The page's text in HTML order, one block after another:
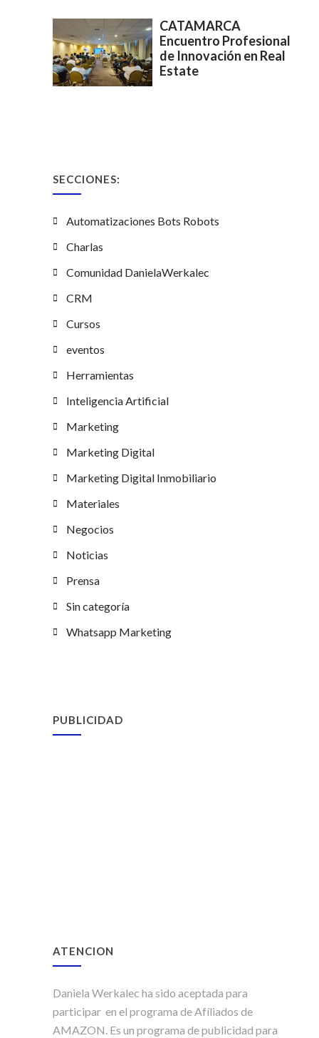
CATAMARCA
Encuentro Profesional
de Innovación en Real
Estate
SECCIONES:
Automatizaciones Bots Robots
Charlas
Comunidad DanielaWerkalec
CRM
Cursos
eventos
Herramientas
Inteligencia Artificial
Marketing
Marketing Digital
Marketing Digital Inmobiliario
Materiales
Negocios
Noticias
Prensa
Sin categoría
Whatsapp Marketing
PUBLICIDAD
ATENCION
Daniela Werkalec ha sido aceptada para
participar en el programa de Afíliados de
AMAZON. Es un programa de publicidad para